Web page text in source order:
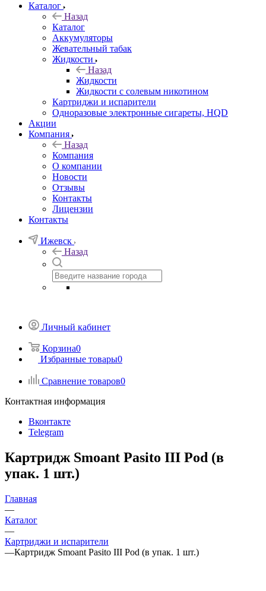
Каталог
Назад
Каталог
Аккумуляторы
Жевательный табак
Жидкости
Назад
Жидкости
Жидкости с солевым никотином
Картриджи и испарители
Одноразовые электронные сигареты, HQD
Акции
Компания
Назад
Компания
О компании
Новости
Отзывы
Контакты
Лицензии
Контакты
Ижевск
Назад
Личный кабинет
Корзина0
Избранные товары0
Сравнение товаров0
Контактная информация
Вконтакте
Telegram
Картридж Smoant Pasito III Pod (в
упак. 1 шт.)
Главная
—
Каталог
—
Картриджи и испарители
—Картридж Smoant Pasito III Pod (в упак. 1 шт.)